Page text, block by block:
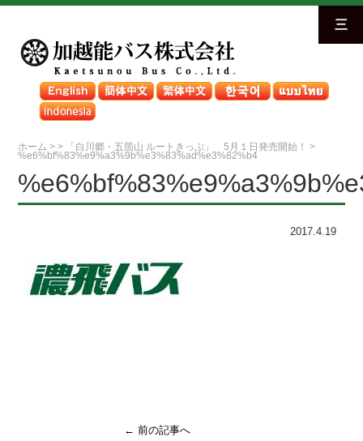
三
ホーム >> 「白川郷・五箇山 ルートきっぷ」 5月１日発売開始！
>
%e6%bf%83%e9%a3%9b%e3%83%ad%e3%82%b4
2017.4.19
← 前の記事へ